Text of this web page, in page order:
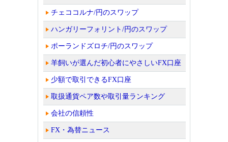
チェココルナ/円のスワップ
ハンガリーフォリント/円のスワップ
ポーランドズロチ/円のスワップ
羊飼いが選んだ初心者にやさしいFX口座
少額で取引できるFX口座
取扱通貨ペア数や取引量ランキング
会社の信頼性
FX・為替ニュース